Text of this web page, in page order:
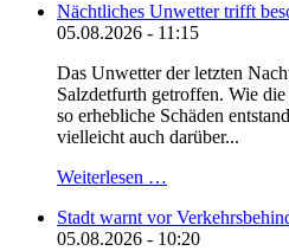
Nächtliches Unwetter trifft
05.08.2026 - 11:15
Das Unwetter der letzten
Salzdetfurth getroffen. Wie
so erhebliche Schäden
vielleicht auch darüber...
Weiterlesen …
Stadt warnt vor
05.08.2026 - 10:20